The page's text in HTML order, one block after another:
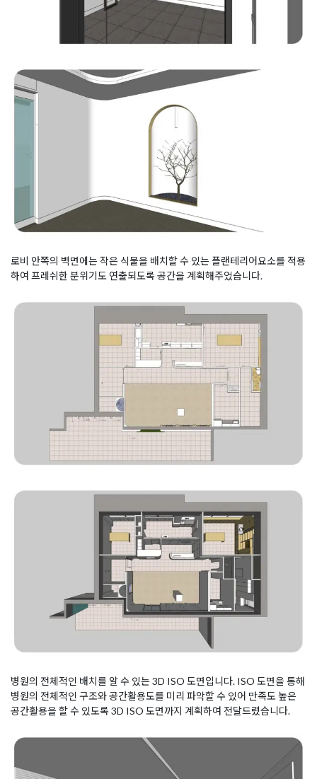
로비 안쪽의 벽면에는 작은 식물을 배치할 수 있는 플랜테리어요소를 적용
하여 프레쉬한 분위기도 연출되도록 공간을 계획해주었습니다.
병원의 전체적인 배치를 알 수 있는 3D ISO 도면입니다. ISO 도면을 통해
병원의 전체적인 구조와 공간활용도를 미리 파악할 수 있어 만족도 높은
공간활용을 할 수 있도록 3D ISO 도면까지 계획하여 전달드렸습니다.